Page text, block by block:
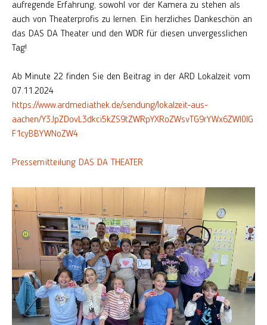
aufregende Erfahrung, sowohl vor der Kamera zu stehen als
auch von Theaterprofis zu lernen. Ein herzliches Dankeschön an
das DAS DA Theater und den WDR für diesen unvergesslichen
Tag!
Ab Minute 22 finden Sie den Beitrag in der ARD Lokalzeit vom
07.11.2024
https://www.ardmediathek.de/sendung/lokalzeit-aus-
aachen/Y3JpZDovL3dkci5kZS9tZWRpYXRoZWsvTG9rYWx6ZWl0IG
F1cyBBYWNoZW4
Pressemitteilung DAS DA THEATER